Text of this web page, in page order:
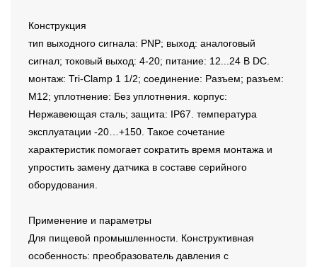
Конструкция
тип выходного сигнала: PNP; выход: аналоговый
сигнал; токовый выход: 4-20; питание: 12...24 В DC.
монтаж: Tri-Clamp 1 1/2; соединение: Разъем; разъем:
M12; уплотнение: Без уплотнения. корпус:
Нержавеющая сталь; защита: IP67. температура
эксплуатации -20…+150. Такое сочетание
характеристик помогает сократить время монтажа и
упростить замену датчика в составе серийного
оборудования.
Применение и параметры
Для пищевой промышленности. Конструктивная
особенность: преобразователь давления с